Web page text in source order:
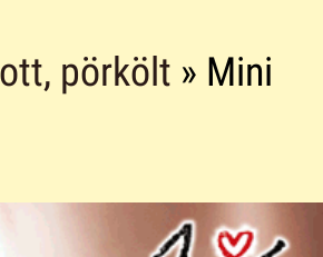
pörkölt » Mini